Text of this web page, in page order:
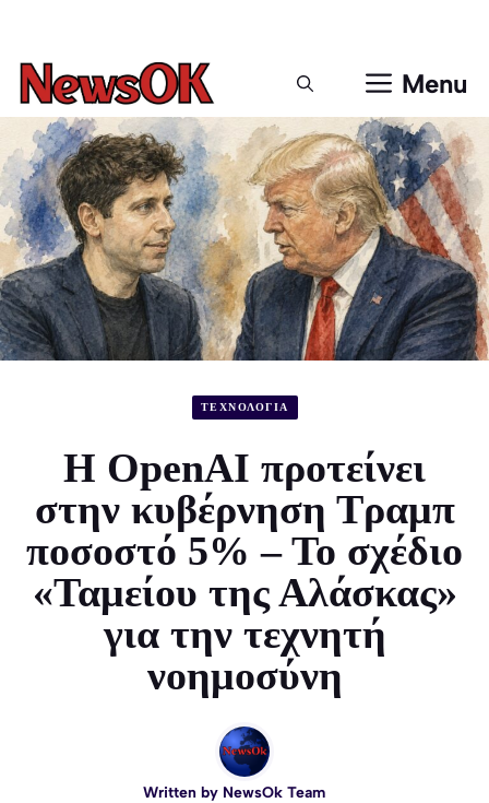
περιεχόμενο
Menu
ΤΕΧΝΟΛΟΓΙΑ
Η OpenAI προτείνει
στην κυβέρνηση Τραμπ
ποσοστό 5% – Το σχέδιο
«Ταμείου της Αλάσκας»
για την τεχνητή
νοημοσύνη
Written by NewsOk Team